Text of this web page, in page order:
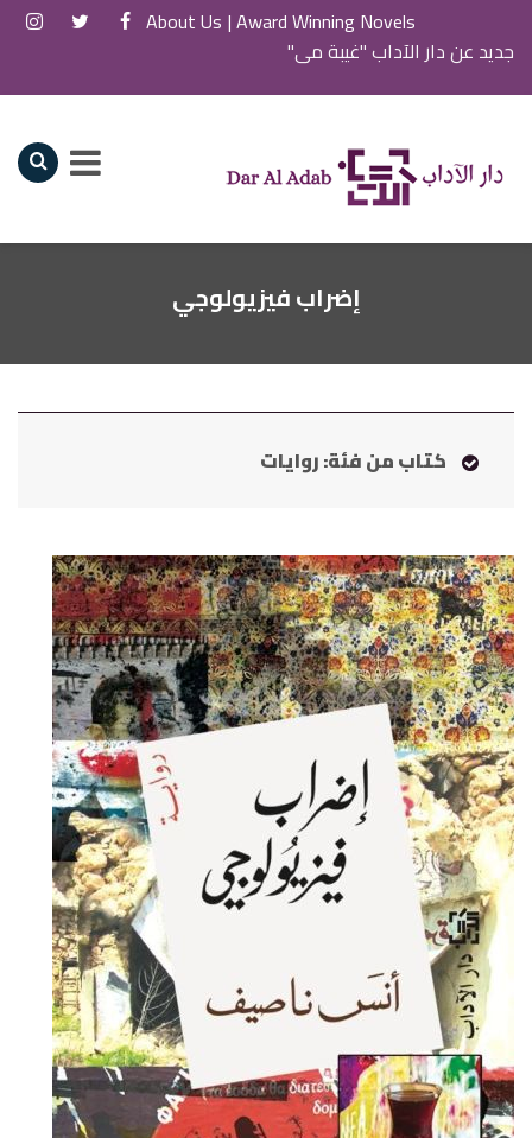
Award Winning Novels |
About Us
جديد عن دار الآداب "غيبة مي"
إضراب فيزيولوجي
كتاب من فئة: روايات